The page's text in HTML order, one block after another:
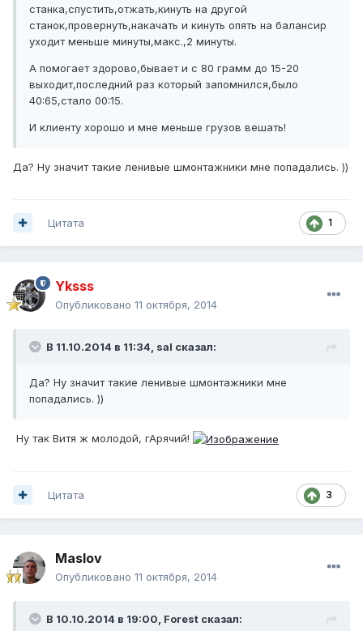
станка,спустить,отжать,кинуть на другой
станок,провернуть,накачать и кинуть опять на балансир
уходит меньше минуты,макс.,2 минуты.
А помогает здорово,бывает и с 80 грамм до 15-20
выходит,последний раз который запомнился,было
40:65,стало 00:15.
И клиенту хорошо и мне меньше грузов вешать!
Да? Ну значит такие ленивые шмонтажники мне попадались. ))
1
Цитата
Yksss
Опубликовано 11 октября, 2014
В 11.10.2014 в 11:34, sal сказал:
Да? Ну значит такие ленивые шмонтажники мне
попадались. ))
Ну так Витя ж молодой, гАрячий!
3
Цитата
Maslov
Опубликовано 11 октября, 2014
В 10.10.2014 в 19:00, Forest сказал: